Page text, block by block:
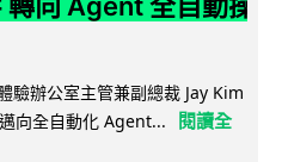
驗辦公室主管兼副總裁 Jay Kim
向全自動化 Agent...
閱讀全